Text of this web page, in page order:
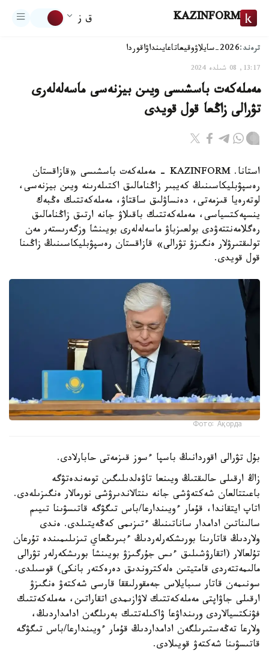
KAZINFORM ق ز
ترەند:2026-سايلاۋ وقيعاتاعايىنداۋاقوردا
13:17, 08 شىلدە 2024
مەملەكەت باسشىسى ويىن بيزنەسى ماسەلەلەرى
تۋرالى زاڭعا قول قويدى
استانا. KAZINFORM - مەملەكەت باسشىسى «قازاقستان
رەسپۋبليكاسىنىڭ كەيبىر زاڭنامالىق اكتىلەرىنە ويىن بيزنەسى،
لوتەرەيا قىزمەتى، دەنساۋلىق ساقتاۋ، مەملەكەتتىك ەڭبەك
ينسپەكتسياسى، مەملەكەتتىك باقىلاۋ جانە ارتىق زاڭنامالىق
رەگلامەنتتەۋدى بولعىزباۋ ماسەلەلەرى بويىنشا وزگەرىستەر مەن
تولىقتىرۋلار ەنگىزۋ تۋرالى» قازاقستان رەسپۋبليكاسىنىڭ زاڭىنا
قول قويدى.
Фото: Ақорда
بۇل تۋرالى اقوردانىڭ باسپا ءسوز قىزمەتى حابارلادى.
زاڭ ارقىلى حالىقتىڭ ويىنعا تاۋەلدىلىگىن تومەندەتۋگە
باعىتتالعان شەكتەۋشى جانە ىنتالاندىرۋشى نورمالار ەنگىزىلەدى.
اتاپ ايتقاندا، قۇمار ءويىندارعا/باس تىگۋگە قاتىسۋىنا تىيىم
سالىناتىن ادامدار ساناتىنىڭ ءتىزىمى كەڭەيتىلدى. ەندى
ولاردىڭ قاتارىنا بورىشكەرلەردىڭ ءبىرىڭعاي تىزىلىمىندە تۇرعان
تۇلعالار (اتقارۋشىلىق ءىس جۇرگىزۋ بويىنشا بورىشكەرلەر تۋرالى
مالىمەتتەردى قامتيتىن ەلەكتروندىق دەرەكتەر بانكى) قوسىلدى.
سونىمەن قاتار سىبايلاس جەمقورلىققا قارسى شەكتەۋ ەنگىزۋ
ارقىلى جاۋاپتى مەملەكەتتىك لاۋازىمدى اتقاراتىن، مەملەكەتتىك
فۋنكتسيالاردى ورىنداۋعا ۋاكىلەتتىك بەرىلگەن ادامداردىڭ،
ولارعا تەڭەستىرىلگەن ادامداردىڭ قۇمار ءويىندارعا/باس تىگۋگە
قاتىسۋىنا شەكتەۋ قويىلادى.